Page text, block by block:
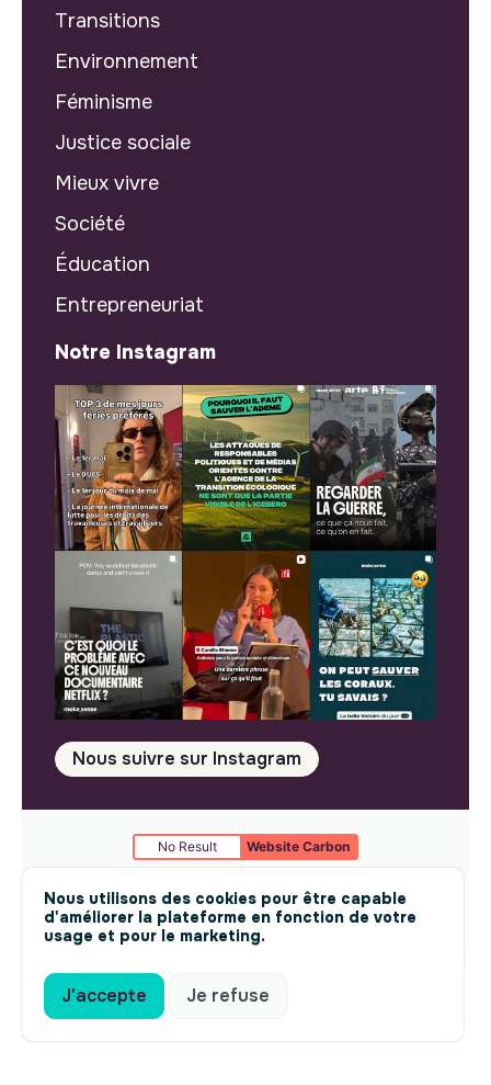
Nous utilisons des cookies pour être capable
d'améliorer la plateforme en fonction de votre
usage et pour le marketing.
J'accepte Je refuse
Transitions
Environnement
Féminisme
Justice sociale
Mieux vivre
Société
Éducation
Entrepreneuriat
Notre Instagram
Nous suivre sur Instagram
No Result Website Carbon
Mentions légales© makesense 2024 -cookies